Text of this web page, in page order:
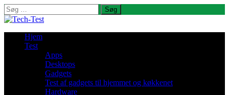
Søg
efter:
Hjem
Test
Apps
Desktops
Gadgets
Test af gadgets til hjemmet og køkkenet
Hardware